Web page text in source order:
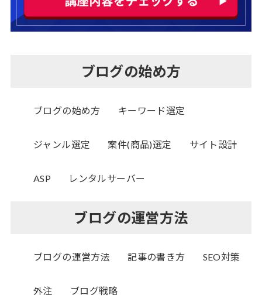
ブログの始め方
ブログの始め方 キーワード選定
ジャンル選定 案件(商品)選定 サイト設計
ASP レンタルサーバー
ブログの運営方法
ブログの運営方法 記事の書き方 SEO対策
外注 ブログ戦略